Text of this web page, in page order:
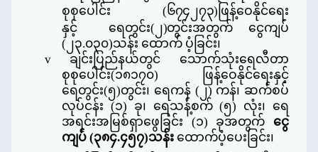
စုစုပေါင်း
(၆၇၄၂၇၃) ဖြန့်ဝေနိုင်ရေး
နှင့်
ရေတွင်း( ၂)တွင်းအတွက် ငွေကျပ်
( ၂၃.၀၃၀)သန်း ထောက် ပံ့ခြင်း၊
v
ချင်းပြည်နယ်တွင် သောက်သုံးရေလီတာ
စုစုပေါင်း(၁၈၁၇၀)
ဖြန့်ဝေနိုင်ရေးနှင့်
ရေတွင်း(၅)တွင်း၊ ရေကန်( ၂) ကန်၊ ဆက်စပ်
လုပ်ငန်း (၁) ခု၊ ရေသန့်စက်(၅) လုံး၊ ရေ
အရင်းအမြစ်ရှာဖွေခြင်း (၁) ခုအတွက် ငွေ
ကျပ် (၃၈၄.၄၅၇)သန်း ထောက်ပံ့ပေးခြင်း၊